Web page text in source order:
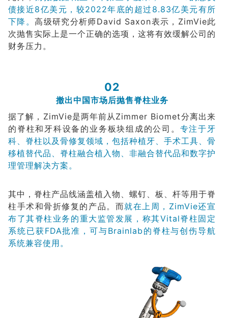
债接近8亿美元，较2022年底的超过8.83亿美元有所
下降。高级研究分析师David Saxon表示，ZimVie此
次抛售实际上是一个正确的选项，这将有效缓解公司的
财务压力。
02
撤出中国市场后抛售脊柱业务
据了解，ZimVie是两年前从Zimmer Biomet分离出来
的脊柱和牙科设备的业务板块组成的公司。 专注于牙
科、脊柱以及骨修复领域，包括种植牙、手术工具、骨
移植替代品、脊柱融合植入物、非融合替代品和数字护
理管理解决方案。
其中，脊柱产品线涵盖植入物、螺钉、板、杆等用于脊
柱手术和骨折修复的产品。而就在上周，ZimVie还宣
布了其脊柱业务的重大监管发展，称其Vital脊柱固定
系统已获FDA批准，可与Brainlab的脊柱与创伤导航
系统兼容使用。